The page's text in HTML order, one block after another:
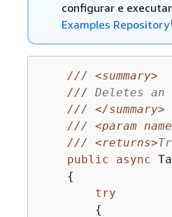
configurar e
Examples Repository
///
<summary>
/// Deletes
///
</summary>
///
<param
///
<returns>
public
async
{
try
{